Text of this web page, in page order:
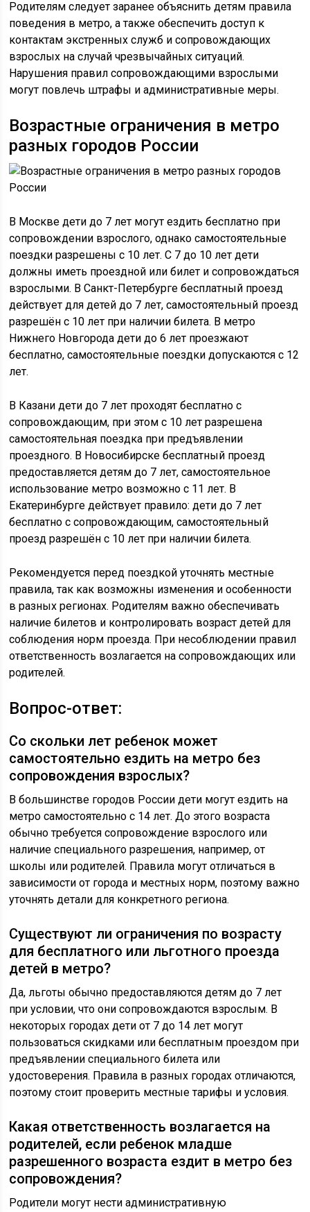
Родителям следует заранее объяснить детям правила
поведения в метро, а также обеспечить доступ к
контактам экстренных служб и сопровождающих
взрослых на случай чрезвычайных ситуаций.
Нарушения правил сопровождающими взрослыми
могут повлечь штрафы и административные меры.
Возрастные ограничения в метро
разных городов России
В Москве дети до 7 лет могут ездить бесплатно при
сопровождении взрослого, однако самостоятельные
поездки разрешены с 10 лет. С 7 до 10 лет дети
должны иметь проездной или билет и сопровождаться
взрослыми. В Санкт-Петербурге бесплатный проезд
действует для детей до 7 лет, самостоятельный проезд
разрешён с 10 лет при наличии билета. В метро
Нижнего Новгорода дети до 6 лет проезжают
бесплатно, самостоятельные поездки допускаются с 12
лет.
В Казани дети до 7 лет проходят бесплатно с
сопровождающим, при этом с 10 лет разрешена
самостоятельная поездка при предъявлении
проездного. В Новосибирске бесплатный проезд
предоставляется детям до 7 лет, самостоятельное
использование метро возможно с 11 лет. В
Екатеринбурге действует правило: дети до 7 лет
бесплатно с сопровождающим, самостоятельный
проезд разрешён с 10 лет при наличии билета.
Рекомендуется перед поездкой уточнять местные
правила, так как возможны изменения и особенности
в разных регионах. Родителям важно обеспечивать
наличие билетов и контролировать возраст детей для
соблюдения норм проезда. При несоблюдении правил
ответственность возлагается на сопровождающих или
родителей.
Вопрос-ответ:
Со скольки лет ребенок может
самостоятельно ездить на метро без
сопровождения взрослых?
В большинстве городов России дети могут ездить на
метро самостоятельно с 14 лет. До этого возраста
обычно требуется сопровождение взрослого или
наличие специального разрешения, например, от
школы или родителей. Правила могут отличаться в
зависимости от города и местных норм, поэтому важно
уточнять детали для конкретного региона.
Существуют ли ограничения по возрасту
для бесплатного или льготного проезда
детей в метро?
Да, льготы обычно предоставляются детям до 7 лет
при условии, что они сопровождаются взрослым. В
некоторых городах дети от 7 до 14 лет могут
пользоваться скидками или бесплатным проездом при
предъявлении специального билета или
удостоверения. Правила в разных городах отличаются,
поэтому стоит проверить местные тарифы и условия.
Какая ответственность возлагается на
родителей, если ребенок младше
разрешенного возраста ездит в метро без
сопровождения?
Родители могут нести административную